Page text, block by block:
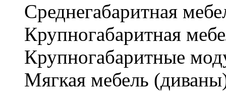
Cреднегабаритная
Крупногабаритная
Крупногабаритные
Мягкая мебель